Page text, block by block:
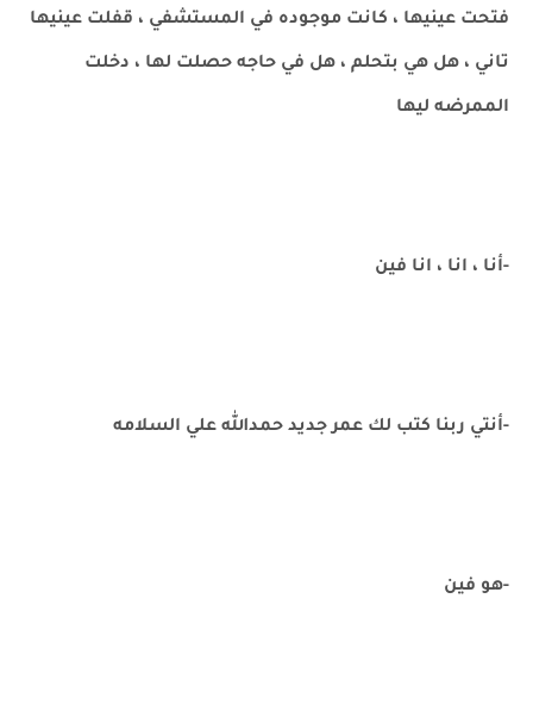
فتحت عينيها ، كانت موجوده في المستشفي ، قفلت عينيها
تاني ، هل هي بتحلم ، هل في حاجه حصلت لها ، دخلت
الممرضه ليها
-أنا ، انا ، انا فين
-أنتي ربنا كتب لك عمر جديد حمدالله علي السلامه
-هو فين